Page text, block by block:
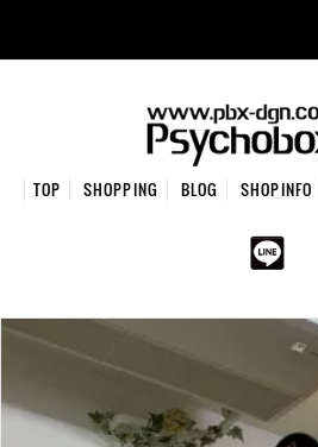
TOP SHOPPING BLOG SHOPINFO